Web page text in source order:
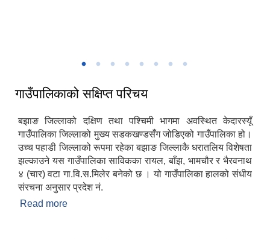
गाउँपालिकाको सक्षिप्त परिचय
बझाङ जिल्लाको दक्षिण तथा पश्चिमी भागमा अवस्थित केदारस्यूँ
गाउँपालिका जिल्लाको मुख्य सडकखण्डसँग जोडिएको गाउँपालिका हो।
उच्च पहाडी जिल्लाको रूपमा रहेका बझाङ जिल्लाकै धरातलिय विशेषता
झल्काउने यस गाउँपालिका साविकका रायल, बाँझ, भामचौर र भैरवनाथ
४ (चार) वटा गा.वि.स.मिलेर बनेको छ । यो गाउँपालिका हालको संधीय
संरचना अनुसार प्रदेश नं.
Read more